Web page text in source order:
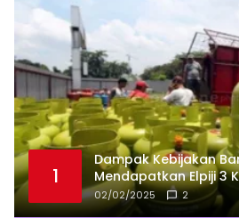
1
Dampak Kebijakan
Mendapatkan Elpiji 3
02/02/2025 2